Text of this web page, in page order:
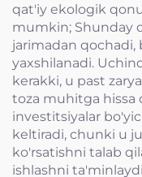
qat'iy ekologik
mumkin; Shunday
jarimadan qochadi,
yaxshilanadi.
kerakki, u past
toza muhitga hissa
investitsiyalar
keltiradi, chunki u
ko'rsatishni talab
ishlashni